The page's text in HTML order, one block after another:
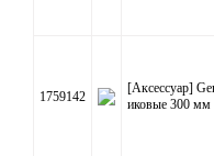
1759142
[Аксессуар]
иковые 300